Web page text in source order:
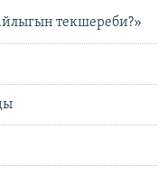
текшереби?»